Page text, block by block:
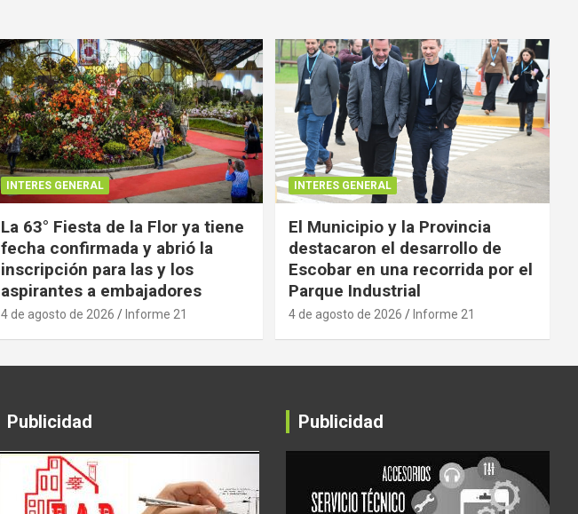
INTERES GENERAL
La 63° Fiesta de la Flor ya tiene
fecha confirmada y abrió la
inscripción para las y los
aspirantes a embajadores
4 de agosto de 2026 Informe 21
INTERES GENERAL
El Municipio y la Provincia
destacaron el desarrollo de
Escobar en una recorrida por el
Parque Industrial
4 de agosto de 2026 Informe 21
Publicidad Publicidad